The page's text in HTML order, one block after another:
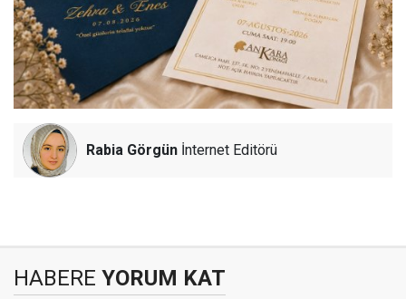
Rabia Görgün İnternet Editörü
HABERE YORUM KAT